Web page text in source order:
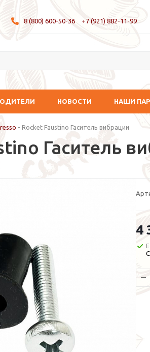
8 (800) 600-50-36 +7 (921) 882-11-99
НОВОСТИ НАШИ
- Rocket Faustino Гаситель вибрации
Гаситель
4